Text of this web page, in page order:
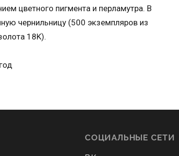
цветного пигмента и перламутра. В
чернильницу (500 экземпляров из
18K).
СОЦИАЛЬНЫЕ СЕТИ